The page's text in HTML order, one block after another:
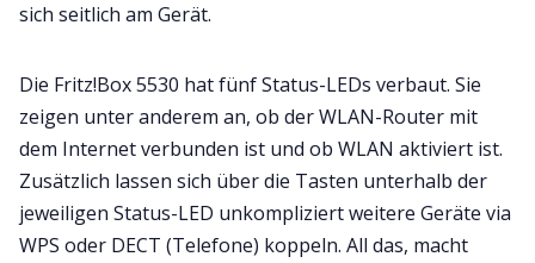
sich seitlich am Gerät.
Die Fritz!Box 5530 hat fünf Status-LEDs verbaut. Sie
zeigen unter anderem an, ob der WLAN-Router mit
dem Internet verbunden ist und ob WLAN aktiviert ist.
Zusätzlich lassen sich über die Tasten unterhalb der
jeweiligen Status-LED unkompliziert weitere Geräte via
WPS oder DECT (Telefone) koppeln. All das, macht